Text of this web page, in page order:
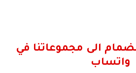
الى مجموعاتنا في
واتساب